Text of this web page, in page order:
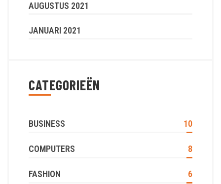
AUGUSTUS 2021
JANUARI 2021
CATEGORIEËN
BUSINESS 10
COMPUTERS 8
FASHION 6